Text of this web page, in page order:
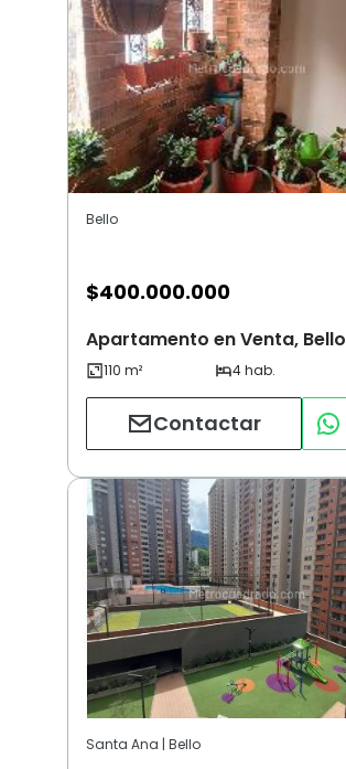
Bello
$400.000.000
Apartamento en Venta, Bello
Contactar
Santa Ana | Bello